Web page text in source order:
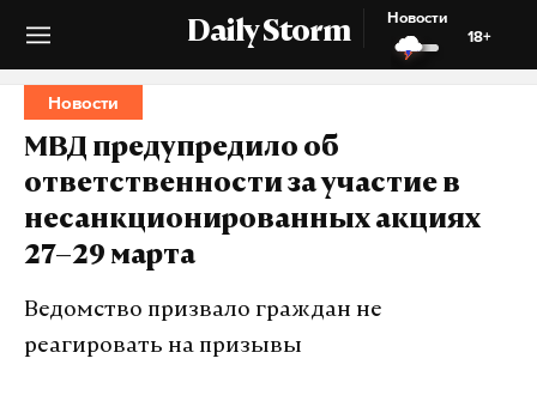
Daily Storm
Новости
18+
Новости
МВД предупредило об
ответственности за участие в
несанкционированных акциях
27–29 марта
Ведомство призвало граждан не
реагировать на призывы